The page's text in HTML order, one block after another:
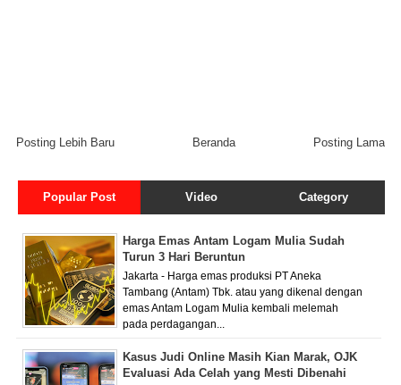
Posting Lebih Baru Posting Lama
Beranda
Popular Post Video Category
Harga Emas Antam Logam Mulia Sudah
Turun 3 Hari Beruntun
Jakarta - Harga emas produksi PT Aneka
Tambang (Antam) Tbk. atau yang dikenal dengan
emas Antam Logam Mulia kembali melemah
pada perdagangan...
Kasus Judi Online Masih Kian Marak, OJK
Evaluasi Ada Celah yang Mesti Dibenahi